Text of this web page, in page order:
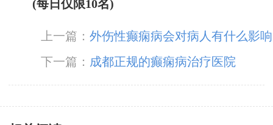
(每日仅限10名)
上一篇：外伤性癫痫病会对病人有什么影响
下一篇： 成都正规的癫痫病治疗医院